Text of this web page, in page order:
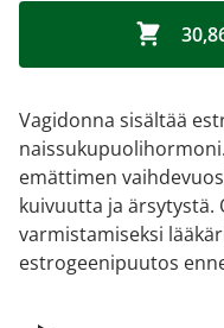
Vagidonna sisältää
emättimen
kuivuutta ja ärsytystä.
varmistamiseksi
estrogeenipuutos